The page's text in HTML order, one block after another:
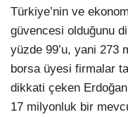
Türkiye’nin ve
güvencesi olduğunu
yüzde 99’u, yani 273
borsa üyesi firmalar
dikkati çeken
17 milyonluk bir